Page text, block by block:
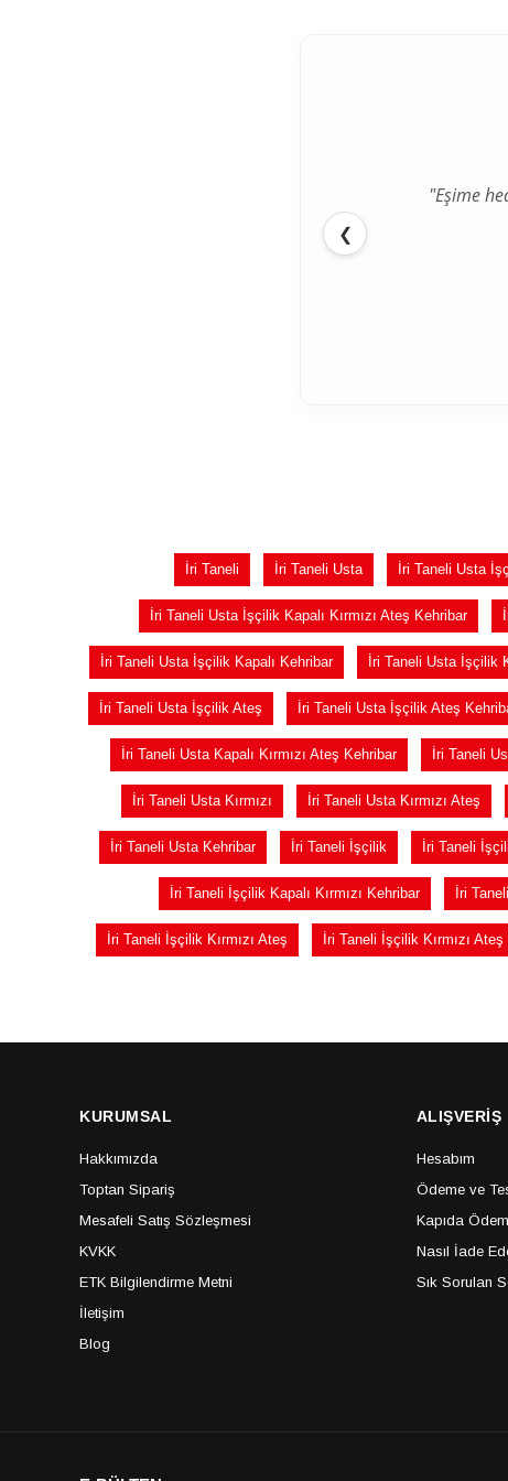
❮
"Eşime
İri Taneli İri Taneli Usta İri Taneli Usta
İri Taneli Usta İşçilik Kapalı Kırmızı Ateş Kehribar
İri Taneli Usta İşçilik Kapalı Kehribar İri Taneli Usta İşçilik
İri Taneli Usta İşçilik Ateş İri Taneli Usta İşçilik Ateş
İri Taneli Usta Kapalı Kırmızı Ateş Kehribar İri Taneli
İri Taneli Usta Kırmızı İri Taneli Usta Kırmızı Ateş
İri Taneli Usta Kehribar İri Taneli İşçilik İri Taneli
İri Taneli İşçilik Kapalı Kırmızı Kehribar İri
İri Taneli İşçilik Kırmızı Ateş İri Taneli İşçilik Kırmızı
KURUMSAL
Hakkımızda
Toptan Sipariş
Mesafeli Satış Sözleşmesi
KVKK
ETK Bilgilendirme Metni
İletişim
Blog
ALIŞVERİŞ
Hesabım
Ödeme ve
Kapıda
Nasıl İade
Sık Sorulan